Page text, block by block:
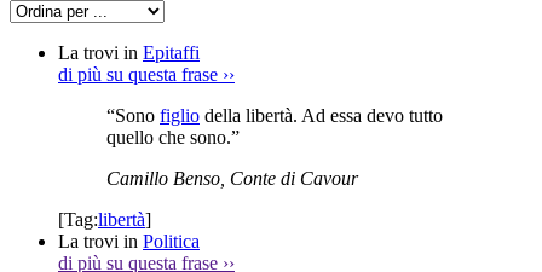
La trovi in Epitaffi
di più su questa frase ››
“Sono figlio della libertà. Ad essa devo tutto
quello che sono.”
Camillo Benso, Conte di Cavour
[Tag:libertà]
La trovi in Politica
di più su questa frase ››